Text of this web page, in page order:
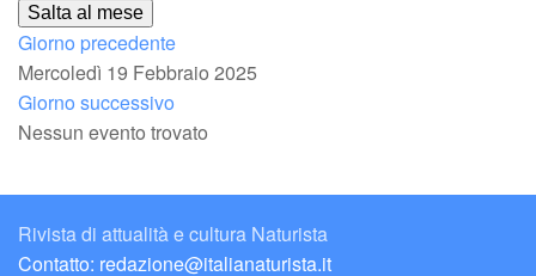
Salta al mese
Giorno precedente
Mercoledì 19 Febbraio 2025
Giorno successivo
Nessun evento trovato
Rivista di attualità e cultura Naturista
Contatto: redazione@italianaturista.it